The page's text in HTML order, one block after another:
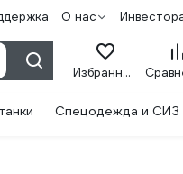
О нас
Избранное
Спецодежда и СИЗ